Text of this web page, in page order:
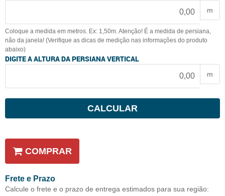
m
Coloque a medida em metros. Ex: 1,50m. Atenção! É a medida de persiana,
não da janela! (Verifique as dicas de medição nas informações do produto
abaixo)
DIGITE A ALTURA DA PERSIANA VERTICAL
m
CALCULAR
COMPRAR
Frete e Prazo
Calcule o frete e o prazo de entrega estimados para sua região: